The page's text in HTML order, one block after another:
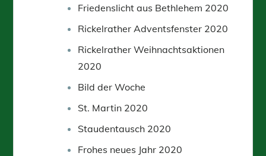
Friedenslicht aus Bethlehem 2020
Rickelrather Adventsfenster 2020
Rickelrather Weihnachtsaktionen
2020
Bild der Woche
St. Martin 2020
Staudentausch 2020
Frohes neues Jahr 2020